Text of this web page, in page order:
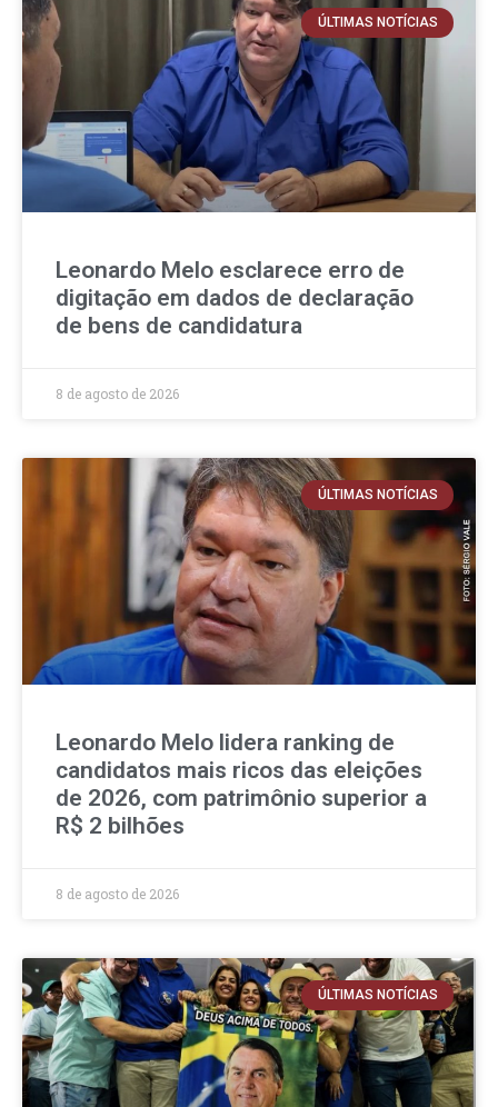
ÚLTIMAS NOTÍCIAS
Leonardo Melo esclarece erro de
digitação em dados de declaração
de bens de candidatura
8 de agosto de 2026
ÚLTIMAS NOTÍCIAS
Leonardo Melo lidera ranking de
candidatos mais ricos das eleições
de 2026, com patrimônio superior a
R$ 2 bilhões
8 de agosto de 2026
ÚLTIMAS NOTÍCIAS